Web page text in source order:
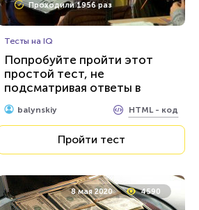
Проходили 1956 раз
Тесты на IQ
Попробуйте пройти этот
простой тест, не
подсматривая ответы в
интернете
balynskiy HTML - код
Пройти тест
8 мая 2020 4590